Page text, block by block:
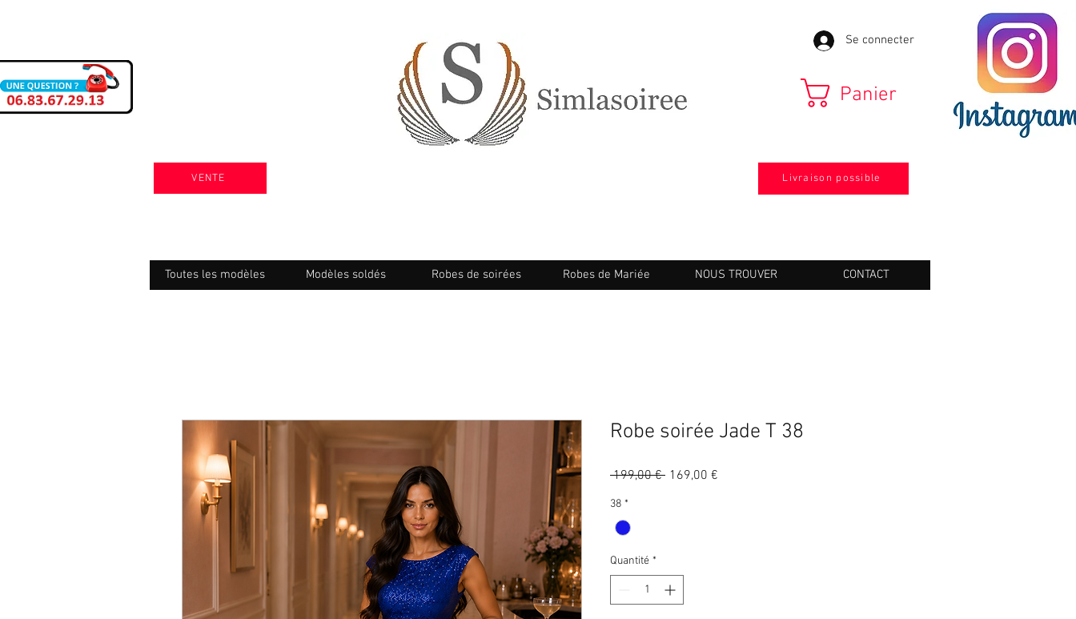
Se connecter
Panier
VENTE Livraison possible
Toutes les modèles Modèles soldés Robes de soirées Robes de Mariée NOUS TROUVER CONTACT
Robe soirée Jade T 38
199,00 € Prix
169,00 €
38 *
Quantité *